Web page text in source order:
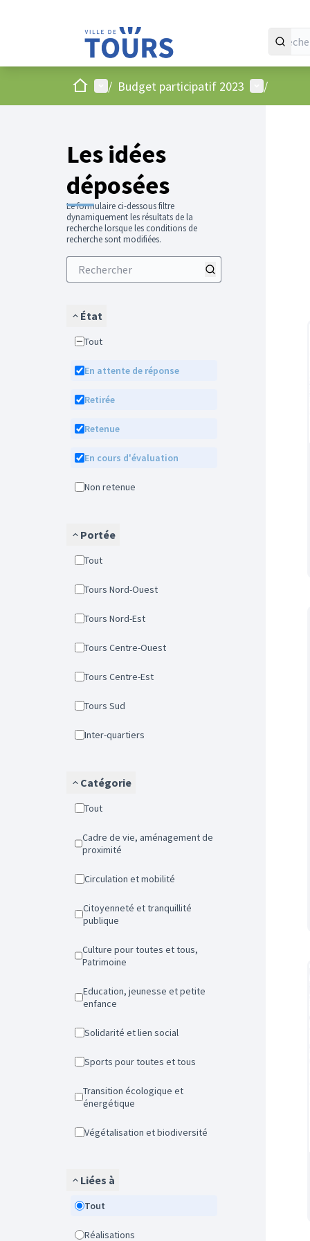
AccueilMenu principal
/ Budget participatif 2023 Menu
/
Les idées
déposées
Le formulaire ci-dessous filtre
dynamiquement les résultats de la
recherche lorsque les conditions de
recherche sont modifiées.
État
Tout
En attente de réponse
Retirée
Retenue
En cours d'évaluation
Non retenue
Portée
Tout
Tours Nord-Ouest
Tours Nord-Est
Tours Centre-Ouest
Tours Centre-Est
Tours Sud
Inter-quartiers
Catégorie
Tout
Cadre de vie, aménagement de
proximité
Circulation et mobilité
Citoyenneté et tranquillité
publique
Culture pour toutes et tous,
Patrimoine
Education, jeunesse et petite
enfance
Solidarité et lien social
Sports pour toutes et tous
Transition écologique et
énergétique
Végétalisation et biodiversité
Liées à
Tout
Réalisations